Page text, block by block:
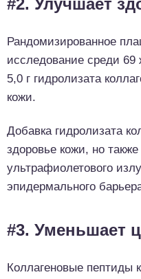
#2. Улучшает
Рандомизированное
исследование среди
5,0 г гидролизата
кожи.
Добавка гидролизата
здоровье кожи, но
ультрафиолетового
эпидермального
#3. Уменьшает
Коллагеновые пептиды